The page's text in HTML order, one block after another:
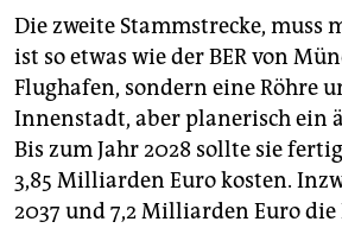
Die zweite Stammstrecke, muss
ist so etwas wie der BER von
Flughafen, sondern eine Röhre
Innenstadt, aber planerisch ein
Bis zum Jahr 2028 sollte sie
3,85 Milliarden Euro kosten.
2037 und 7,2 Milliarden Euro die